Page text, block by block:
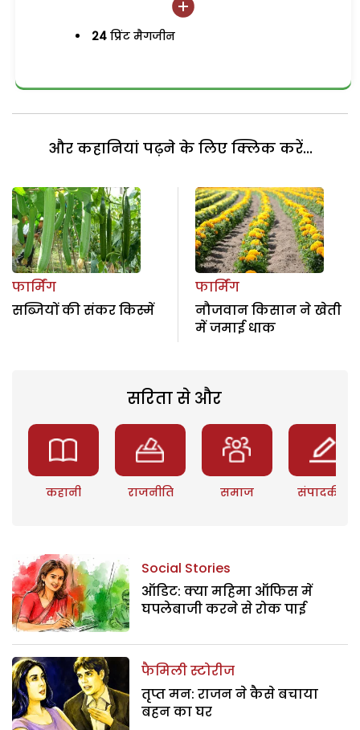
24 प्रिंट मैगजीन
और कहानियां पढ़ने के लिए क्लिक करें...
फार्मिंग
सब्जियों की संकर किस्में
फार्मिंग
नौजवान किसान ने खेती
में जमाई धाक
सरिता से और
कहानी राजनीति समाज संपादकीय
Social Stories
ऑडिट: क्या महिमा ऑफिस में
घपलेबाजी करने से रोक पाई
फैमिली स्टोरीज
तृप्त मन: राजन ने कैसे बचाया
बहन का घर